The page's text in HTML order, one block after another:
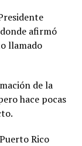
afirmó
llamado
de la
hace pocas
Rico